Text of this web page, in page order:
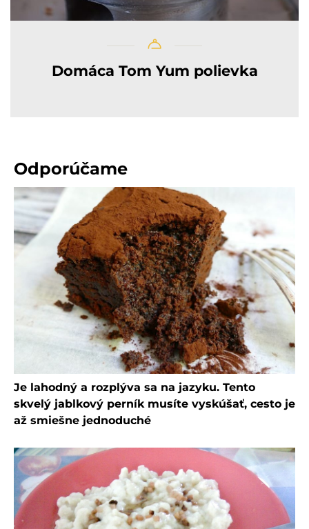
Domáca Tom Yum polievka
Odporúčame
Je lahodný a rozplýva sa na jazyku. Tento
skvelý jablkový perník musíte vyskúšať, cesto je
až smiešne jednoduché